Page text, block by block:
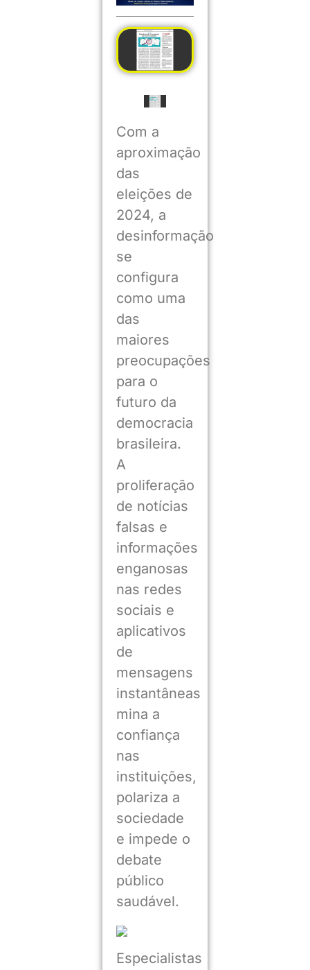
Com a
aproximação
das
eleições de
2024, a
desinformação
se
configura
como uma
das
maiores
preocupações
para o
futuro da
democracia
brasileira.
A
proliferação
de notícias
falsas e
informações
enganosas
nas redes
sociais e
aplicativos
de
mensagens
instantâneas
mina a
confiança
nas
instituições,
polariza a
sociedade
e impede o
debate
público
saudável.
Especialistas